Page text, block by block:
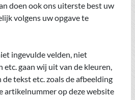
doen ook ons uiterste best uw
volgens uw opgave te
ingevulde velden, niet
etc. gaan wij uit van de kleuren,
tekst etc. zoals de afbeelding
artikelnummer op deze website